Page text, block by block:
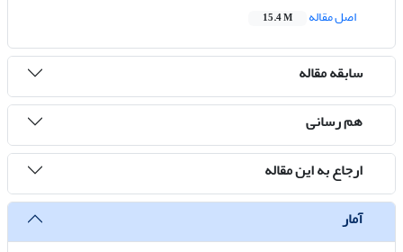
اصل مقاله
15.4 M
سابقه مقاله
هم رسانی
ارجاع به این مقاله
آمار